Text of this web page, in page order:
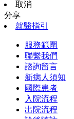
取消
分享
就醫指引
服務範圍
聯繫我們
諮詢留言
新病人須知
國際患者
入院流程
出院流程